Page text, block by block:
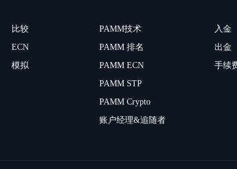
比较
ECN
模拟
PAMM技术
PAMM 排名
PAMM ECN
PAMM STP
PAMM Crypto
账户经理&追随者
入金
出金
手续